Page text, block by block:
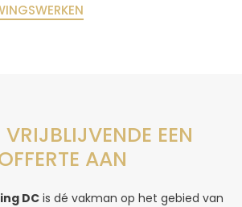
EEN
AAN
DC is dé vakman op het gebied van